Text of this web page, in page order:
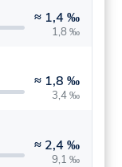
≈ 1,4 ‰
1,8 ‰
≈ 1,8 ‰
3,4 ‰
≈ 2,4 ‰
9,1 ‰